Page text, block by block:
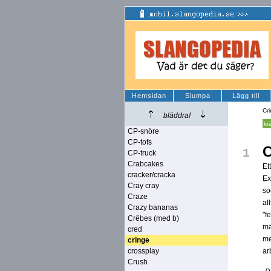
Hemsidan Slumpa Lägg till
bläddra!
CP-snöre
CP-tofs
CP-truck
Crabcakes
cracker/cracka
Cray cray
Craze
Crazy bananas
Crêbes (med b)
cred
cringe
crossplay
Crush
1